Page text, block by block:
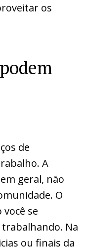
os
de
A
geral, não
O
se
Na
ou finais da